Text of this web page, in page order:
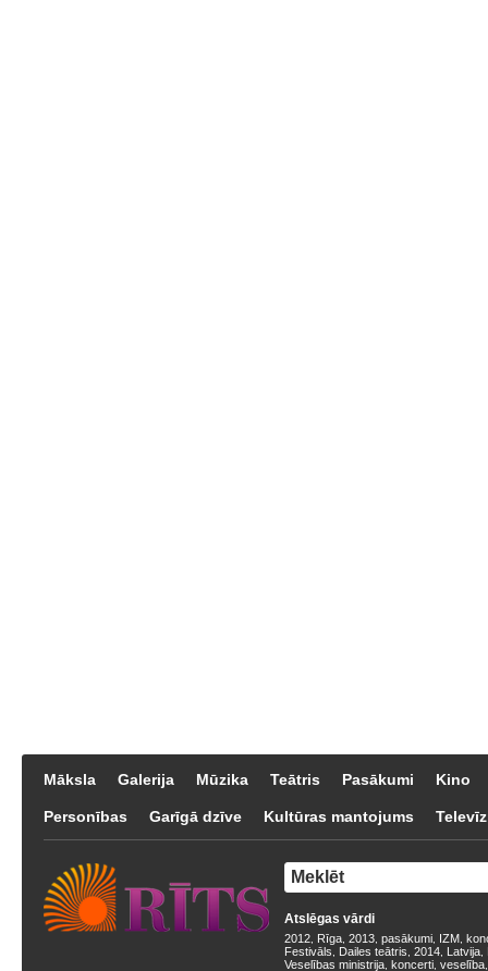
Māksla Galerija Mūzika Teātris Pasākumi Kino
Personības Garīgā dzīve Kultūras mantojums
Atslēgas vārdi
2012 Rīga 2013 pasākumi IZM
Festivāls
Dailes teātris 2014 Latvija
Veselības ministrija koncerti veselība